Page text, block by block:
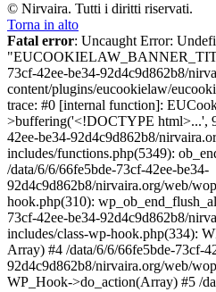
© Nirvaira. Tutti i diritti riservati.
Torna in alto
Fatal error: Uncaught Error:
73cf-42ee-be34-92d4c9d862b8/
content/plugins/eucookielaw/
trace: #0 [internal function]:
>buffering('<!DOCTYPE html>...',
42ee-be34-92d4c9d862b8/
includes/functions.php(5349):
/data/6/6/66fe5bde-73cf-42ee-be34-
92d4c9d862b8/nirvaira.org/web/
hook.php(310):
73cf-42ee-be34-92d4c9d862b8/
includes/class-wp-hook.php(334):
Array) #4 /data/6/6/66fe5bde-73cf-
92d4c9d862b8/nirvaira.org/web/
WP_Hook->do_action(Array) #5 /